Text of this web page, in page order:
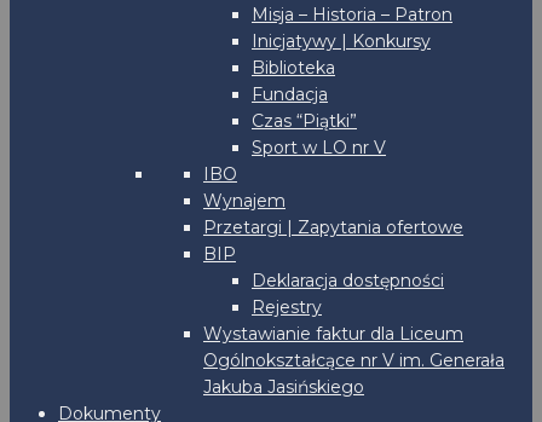
Misja – Historia – Patron
Inicjatywy | Konkursy
Biblioteka
Fundacja
Czas “Piątki”
Sport w LO nr V
IBO
Wynajem
Przetargi | Zapytania ofertowe
BIP
Deklaracja dostępności
Rejestry
Wystawianie faktur dla Liceum
Ogólnokształcące nr V im. Generała
Jakuba Jasińskiego
Dokumenty